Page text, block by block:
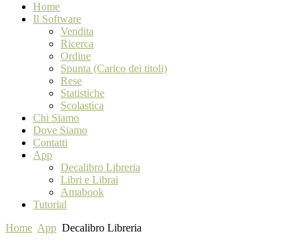
Home
Il Software
Vendita
Ricerca
Ordine
Spunta (Carico dei titoli)
Rese
Statistiche
Scolastica
Chi Siamo
Dove Siamo
Contatti
App
Decalibro Libreria
Libri e Librai
Amabook
Tutorial
Home App Decalibro Libreria